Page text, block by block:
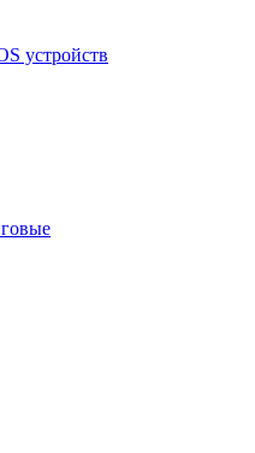
устройств